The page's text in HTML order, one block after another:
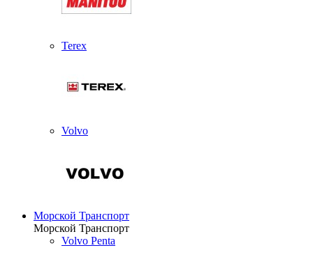
Terex
Volvo
Морской Транспорт
Морской Транспорт
Volvo Penta